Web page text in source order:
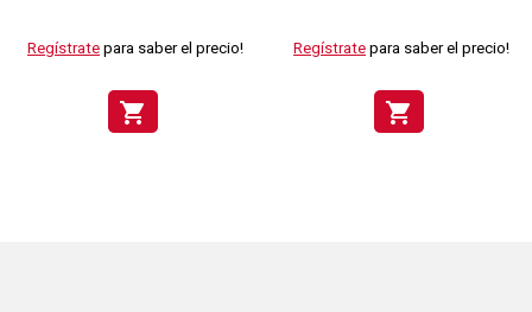
Regístrate para saber el precio!
shopping_cart
Regístrate para saber el precio!
shopping_cart